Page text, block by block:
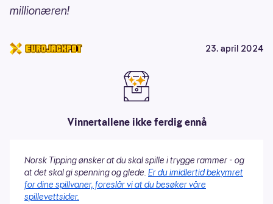
millionæren!
23. april 2024
Vinnertallene ikke ferdig ennå
Norsk Tipping ønsker at du skal spille i trygge rammer - og
at det skal gi spenning og glede. Er du imidlertid bekymret
for dine spillvaner, foreslår vi at du besøker våre
spillevettsider.